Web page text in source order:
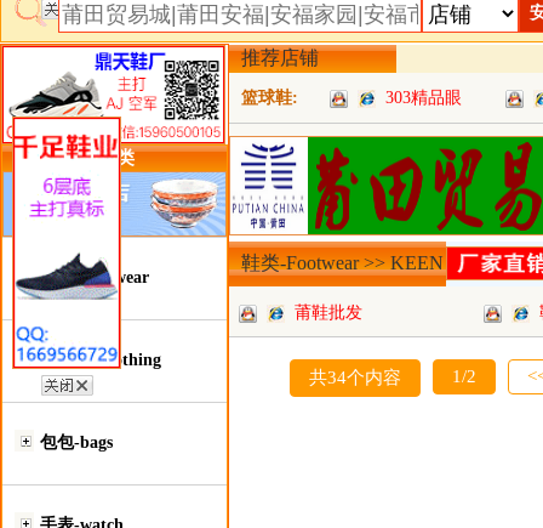
类目详细分类
鞋类-Footwear
服装类-Clothing
包包-bags
推荐店铺
篮球鞋: 303精品眼
鞋类-Footwear >> KEEN
莆鞋批发
共34个内容 1/2